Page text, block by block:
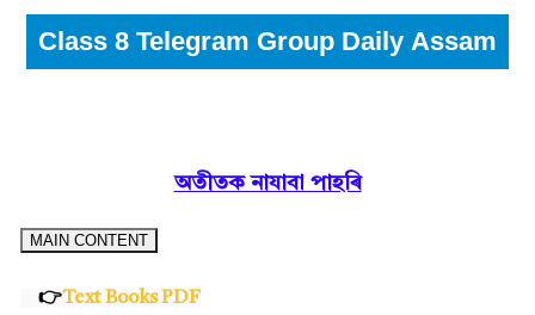
Class 8 Telegram Group Daily Assam
অতীতক নাযাবা পাহৰি
MAIN CONTENT
👉Text Books PDF